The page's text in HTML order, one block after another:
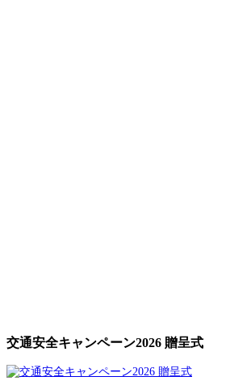
交通安全キャンペーン2026 贈呈式